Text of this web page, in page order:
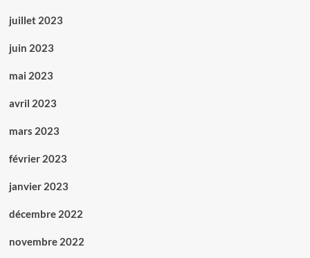
juillet 2023
juin 2023
mai 2023
avril 2023
mars 2023
février 2023
janvier 2023
décembre 2022
novembre 2022